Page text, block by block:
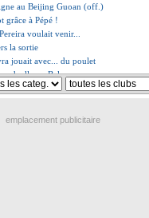
au Beijing Guoan (off.)
grâce à Pépé !
voulait venir...
la sortie
jouait avec... du poulet
allume Bale
a lâché le dossier
générosité de Mané
emplacement publicitaire